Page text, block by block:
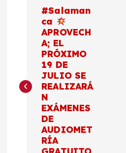
e
g
#Salaman
ca
APROVECH
A; EL
PRÓXIMO
19 DE
JULIO SE
REALIZARÁ
N
EXÁMENES
DE
AUDIOMET
RÍA